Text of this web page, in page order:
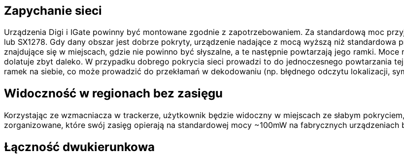
Zapychanie sieci
Urządzenia Digi i IGate powinny być montowane zgodnie z zapotrzebowaniem. Za standardową moc
lub SX1278. Gdy dany obszar jest dobrze pokryty, urządzenie nadające z mocą wyższą niż
znajdujące się w miejscach, gdzie nie powinno być słyszalne, a te następnie powtarzają jego ramki.
dolatuje zbyt daleko. W przypadku dobrego pokrycia sieci prowadzi to do jednoczesnego powtarzania
ramek na siebie, co może prowadzić do przekłamań w dekodowaniu (np. błędnego odczytu lokalizacji,
Widoczność w regionach bez zasięgu
Korzystając ze wzmacniacza w trackerze, użytkownik będzie widoczny w miejscach ze słabym
zorganizowane, które swój zasięg opierają na standardowej mocy ~100mW na fabrycznych urządzeniach
Łączność dwukierunkowa